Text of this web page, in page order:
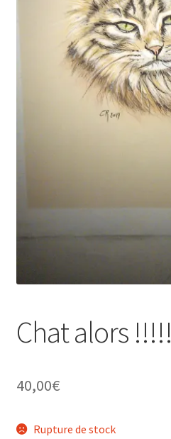
WPMS HTML Sitemap
Chat alors !!!!!
40,00€
Rupture de stock